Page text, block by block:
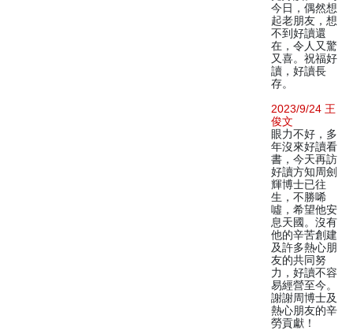
今日，偶然想
起老朋友，想
不到好讀還
在，令人又驚
又喜。祝福好
讀，好讀長
存。
2023/9/24 王
俊文
眼力不好，多
年沒來好讀看
書，今天再訪
好讀方知周劍
輝博士已往
生，不勝唏
噓，希望他安
息天國。沒有
他的辛苦創建
及許多熱心朋
友的共同努
力，好讀不容
易經營至今。
謝謝周博士及
熱心朋友的辛
勞貢獻！